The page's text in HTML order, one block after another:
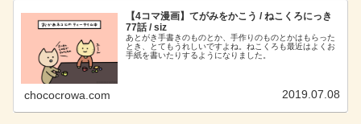
【4コマ漫画】てがみをかこう / ねこくろにっき
77話 / siz
あとがき手書きのものとか、手作りのものとかはもらった
とき、とてもうれしいですよね。ねこくろも最近はよくお
手紙を書いたりするようになりました。
chococrowa.com 2019.07.08